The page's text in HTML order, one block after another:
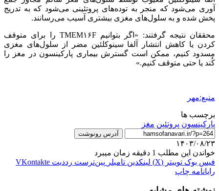
آوری می‌شود که منجر به توده‌های پروتئینی می‌شود که به تدریج
پخش شده و به سلول‌های مغزی بیشتری آسیب می‌رسانند.
محققان نتیجه گرفتند: «اگر بتوانیم TMEM۱۶F را برای متوقف
کردن یا کاهش انتشار آلفا سینوکلئین مضر از سلول‌های مغزی
مسدود کنیم، ممکن است گسترش بیماری پارکینسون در مغز را
کُند یا حتی متوقف کنیم.»
منبع:مهر
برچسب ها
پارکینسون پروتئین مغز
آدرس رونوشت
۱۴۰۳/۰۸/۲۳
خواندن این مطلب 1 دقیقه زمان میبرد
فیس بوک توییتر (X) لینکدین ‫تامبلر ‫پین‌ترست ‫رددیت ‫VKontakte
رایانامه چاپ